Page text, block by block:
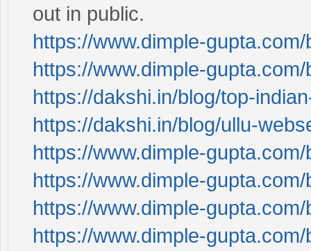
out in public.
https://www.dimple-
https://www.dimple-
https://dakshi.in/blog/top-
https://dakshi.in/blog/ullu-
https://www.dimple-
https://www.dimple-
https://www.dimple-
https://www.dimple-